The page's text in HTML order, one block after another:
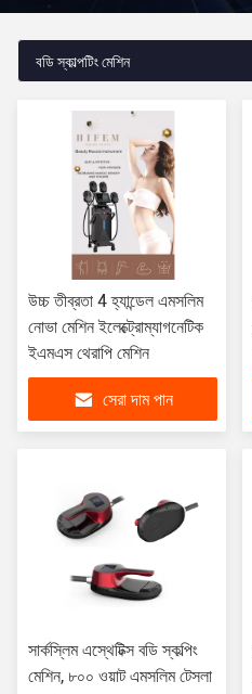
বডি স্কাল্পটিং মেশিন
উচ্চ তীব্রতা 4 হ্যান্ডেল এমসলিম
নোভা মেশিন ইলেক্ট্রোম্যাগনেটিক
ইএমএস থেরাপি মেশিন
সেরা দাম পান
সার্কস্লিম এস্থেটিক্স বডি স্কল্পিং
মেশিন, ৮০০ ওয়াট এমসলিম টেসলা